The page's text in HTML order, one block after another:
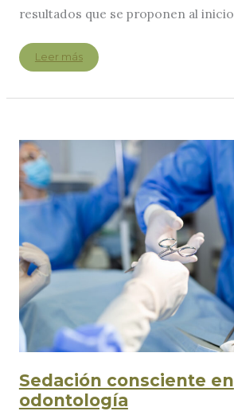
resultados que se proponen al inicio
10
claves
para
Leer más
Sedación consciente en
odontología